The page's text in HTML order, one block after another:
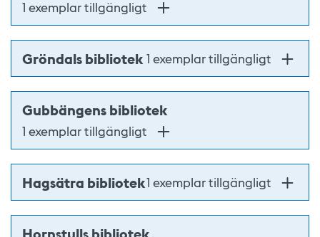
1 exemplar tillgängligt
Gröndals bibliotek 1 exemplar tillgängligt
Gubbängens bibliotek
1 exemplar tillgängligt
Hagsätra bibliotek1 exemplar tillgängligt